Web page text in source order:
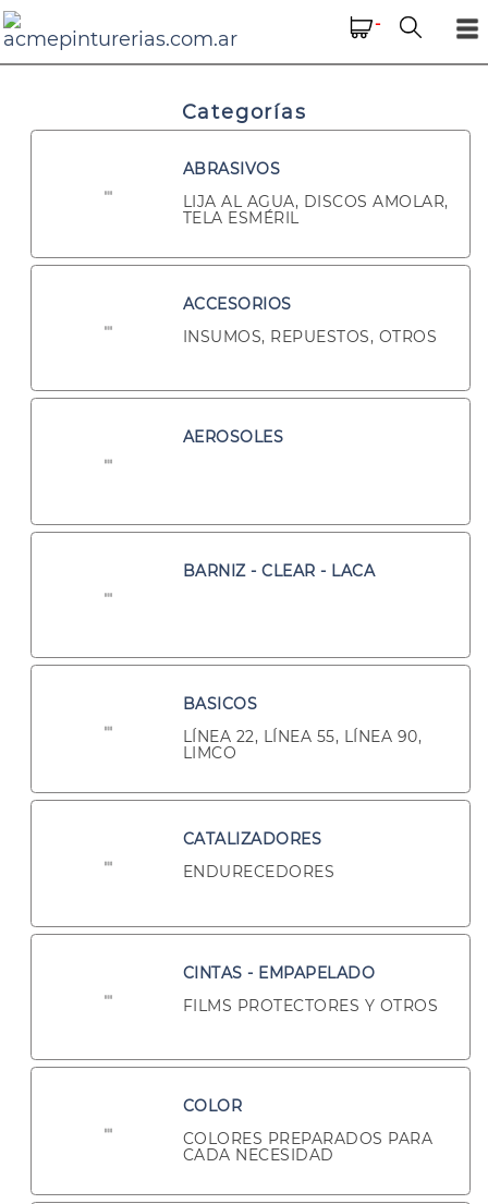
-
Categorías
ABRASIVOS
LIJA AL AGUA, DISCOS AMOLAR,
TELA ESMÉRIL
ACCESORIOS
INSUMOS, REPUESTOS, OTROS
AEROSOLES
BARNIZ - CLEAR - LACA
BASICOS
LÍNEA 22, LÍNEA 55, LÍNEA 90,
LIMCO
CATALIZADORES
ENDURECEDORES
CINTAS - EMPAPELADO
FILMS PROTECTORES Y OTROS
COLOR
COLORES PREPARADOS PARA
CADA NECESIDAD